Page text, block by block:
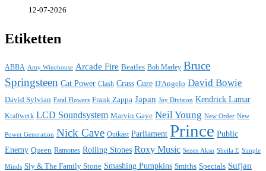
12-07-2026
Etiketten
ABBA Amy Winehouse Arcade Fire Beatles Bob Marley Bruce
Springsteen Cat Power Clash Crass Cure D'Angelo David Bowie
David Sylvian Fatal Flowers Frank Zappa Japan Joy Division Kendrick Lamar
Kraftwerk LCD Soundsystem Marvin Gaye Neil Young New Order New
Power Generation Nick Cave Outkast Parliament Prince Public
Enemy Queen Ramones Rolling Stones Roxy Music Sezen Aksu Sheila E Simple
Minds Sly & The Family Stone Smashing Pumpkins Smiths Specials Sufjan